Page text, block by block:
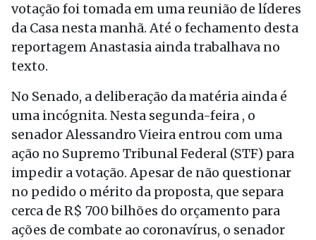
votação foi tomada em uma reunião de líderes
da Casa nesta manhã. Até o fechamento desta
reportagem Anastasia ainda trabalhava no
texto.
No Senado, a deliberação da matéria ainda é
uma incógnita. Nesta segunda-feira , o
senador Alessandro Vieira entrou com uma
ação no Supremo Tribunal Federal (STF) para
impedir a votação. Apesar de não questionar
no pedido o mérito da proposta, que separa
cerca de R$ 700 bilhões do orçamento para
ações de combate ao coronavírus, o senador